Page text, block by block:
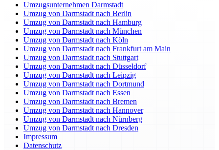
Umzugsunternehmen Darmstadt
Umzug von Darmstadt nach Berlin
Umzug von Darmstadt nach Hamburg
Umzug von Darmstadt nach München
Umzug von Darmstadt nach Köln
Umzug von Darmstadt nach Frankfurt am Main
Umzug von Darmstadt nach Stuttgart
Umzug von Darmstadt nach Düsseldorf
Umzug von Darmstadt nach Leipzig
Umzug von Darmstadt nach Dortmund
Umzug von Darmstadt nach Essen
Umzug von Darmstadt nach Bremen
Umzug von Darmstadt nach Hannover
Umzug von Darmstadt nach Nürnberg
Umzug von Darmstadt nach Dresden
Impressum
Datenschutz